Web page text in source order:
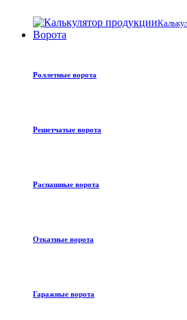
Ворота
Роллетные ворота
Решетчатые ворота
Распашные ворота
Откатные ворота
Гаражные ворота